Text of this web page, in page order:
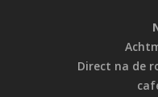
Direct na de